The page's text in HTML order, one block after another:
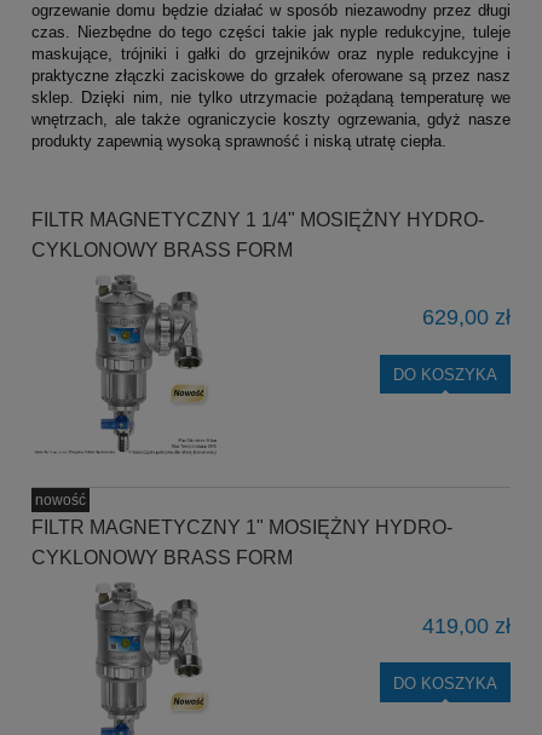
ogrzewanie domu będzie działać w sposób niezawodny przez długi
czas. Niezbędne do tego części takie jak nyple redukcyjne, tuleje
maskujące, trójniki i gałki do grzejników oraz nyple redukcyjne i
praktyczne złączki zaciskowe do grzałek oferowane są przez nasz
sklep. Dzięki nim, nie tylko utrzymacie pożądaną temperaturę we
wnętrzach, ale także ograniczycie koszty ogrzewania, gdyż nasze
produkty zapewnią wysoką sprawność i niską utratę ciepła.
FILTR MAGNETYCZNY 1 1/4" MOSIĘŻNY HYDRO-
CYKLONOWY BRASS FORM
629,00 zł
DO KOSZYKA
FILTR MAGNETYCZNY 1" MOSIĘŻNY HYDRO-
CYKLONOWY BRASS FORM
419,00 zł
DO KOSZYKA
nowość